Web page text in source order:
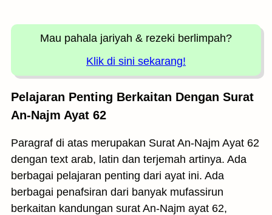
Mau pahala jariyah & rezeki berlimpah?
Klik di sini sekarang!
Pelajaran Penting Berkaitan Dengan Surat
An-Najm Ayat 62
Paragraf di atas merupakan Surat An-Najm Ayat 62
dengan text arab, latin dan terjemah artinya. Ada
berbagai pelajaran penting dari ayat ini. Ada
berbagai penafsiran dari banyak mufassirun
berkaitan kandungan surat An-Najm ayat 62,